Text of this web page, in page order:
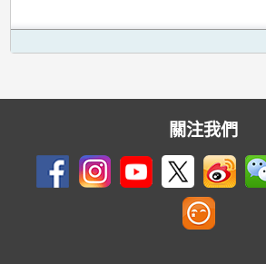
關注我們